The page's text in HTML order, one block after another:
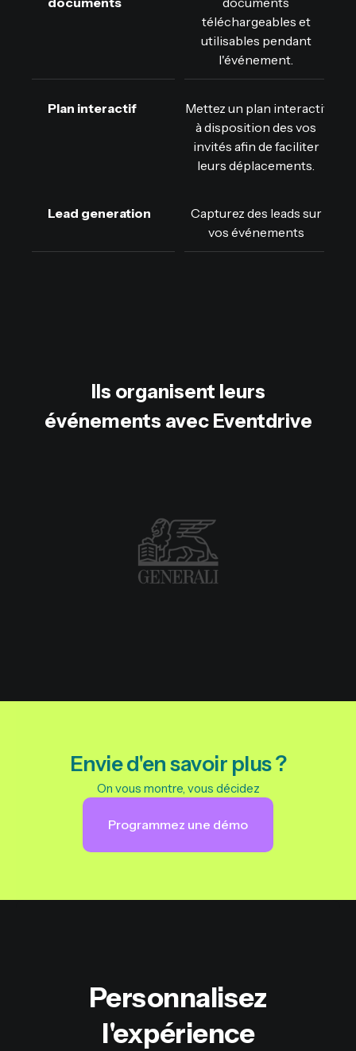
téléchargeables et
utilisables pendant
l'événement.
Plan interactif
Mettez un plan interactif
à disposition des vos
invités afin de faciliter
leurs déplacements.
Lead generation
Capturez des leads sur
vos événements
Ils organisent leurs
événements avec Eventdrive
Envie d'en savoir plus ?
On vous montre, vous décidez
Programmez une démo
Personnalisez
l'expérience